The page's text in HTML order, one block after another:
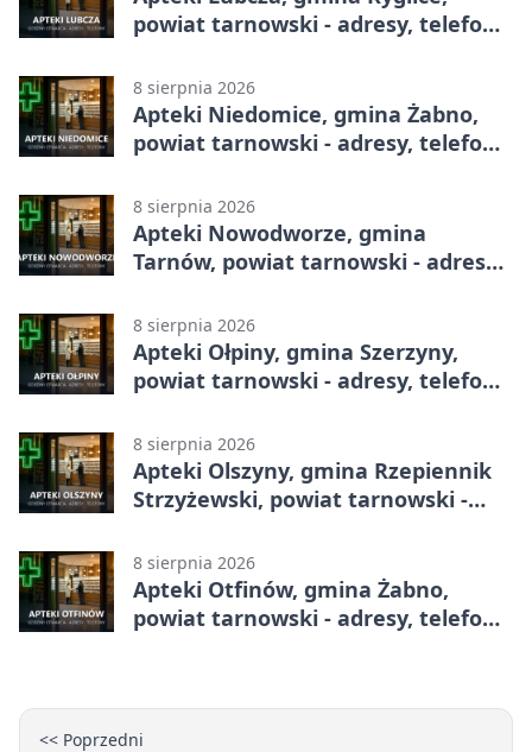
powiat tarnowski - adresy, telefony,
8 sierpnia 2026
Apteki Niedomice, gmina Żabno,
powiat tarnowski - adresy, telefony,
8 sierpnia 2026
Apteki Nowodworze, gmina
Tarnów, powiat tarnowski - adresy,
8 sierpnia 2026
Apteki Ołpiny, gmina Szerzyny,
powiat tarnowski - adresy, telefony,
8 sierpnia 2026
Apteki Olszyny, gmina Rzepiennik
Strzyżewski, powiat tarnowski -
8 sierpnia 2026
Apteki Otfinów, gmina Żabno,
powiat tarnowski - adresy, telefony,
<< Poprzedni